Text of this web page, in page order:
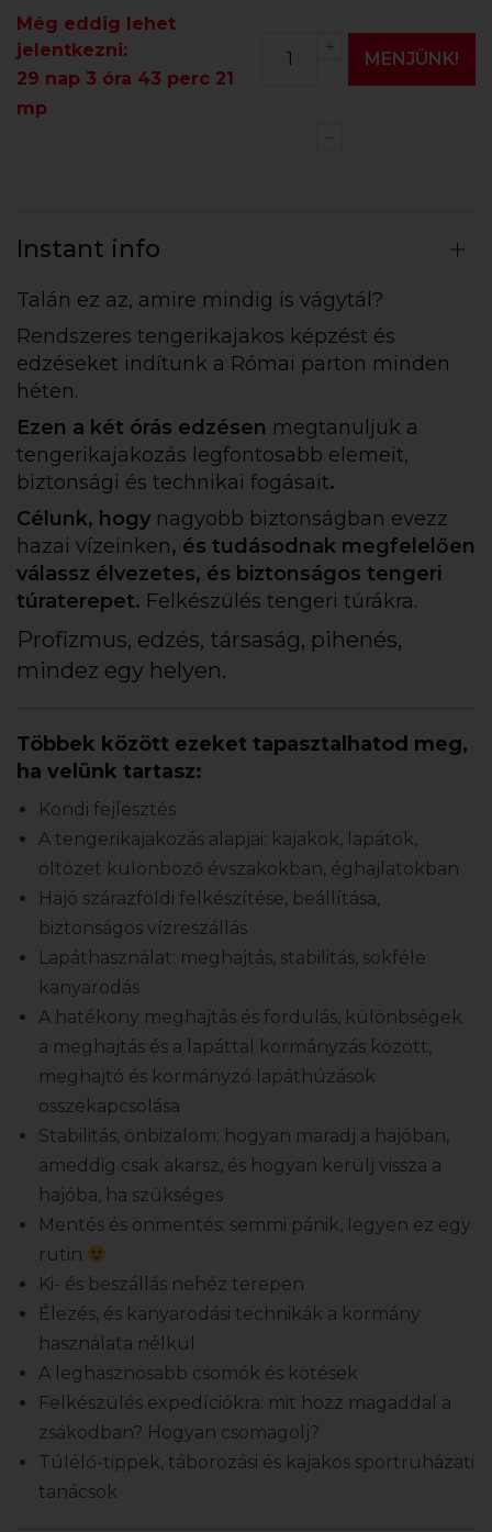
Még eddig lehet
jelentkezni:
29 nap 3 óra 43 perc 20
mp
MENJÜNK!
Instant info
Talán ez az, amire mindig is vágytál?
Rendszeres tengerikajakos képzést és
edzéseket indítunk a Római parton minden
héten.
Ezen a két órás edzésen megtanuljuk a
tengerikajakozás legfontosabb elemeit,
biztonsági és technikai fogásait.
Célunk, hogy nagyobb biztonságban evezz
hazai vízeinken, és tudásodnak megfelelően
válassz élvezetes, és biztonságos tengeri
túraterepet. Felkészülés tengeri túrákra.
Profizmus, edzés, társaság, pihenés,
mindez egy helyen.
Többek között ezeket tapasztalhatod meg,
ha velünk tartasz:
Kondi fejlesztés
A tengerikajakozás alapjai: kajakok, lapátok,
öltözet különböző évszakokban, éghajlatokban
Hajó szárazföldi felkészítése, beállítása,
biztonságos vízreszállás
Lapáthasználat: meghajtás, stabilitás, sokféle
kanyarodás
A hatékony meghajtás és fordulás, különbségek
a meghajtás és a lapáttal kormányzás között,
meghajtó és kormányzó lapáthúzások
összekapcsolása
Stabilitás, önbizalom: hogyan maradj a hajóban,
ameddig csak akarsz, és hogyan kerülj vissza a
hajóba, ha szükséges
Mentés és önmentés: semmi pánik, legyen ez egy
rutin
Ki- és beszállás nehéz terepen
Élezés, és kanyarodási technikák a kormány
használata nélkül
A leghasznosabb csomók és kötések
Felkészülés expedíciókra: mit hozz magaddal a
zsákodban? Hogyan csomagolj?
Túlélő-tippek, táborozási és kajakos sportruházati
tanácsok